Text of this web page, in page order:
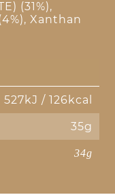
(31%),
Xanthan
527kJ / 126kcal
35g
34g